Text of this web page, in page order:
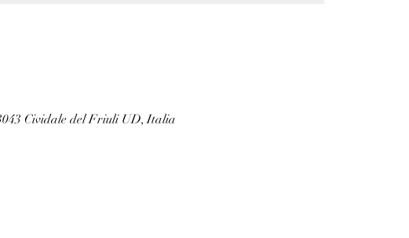
Cividale del Friuli UD, Italia